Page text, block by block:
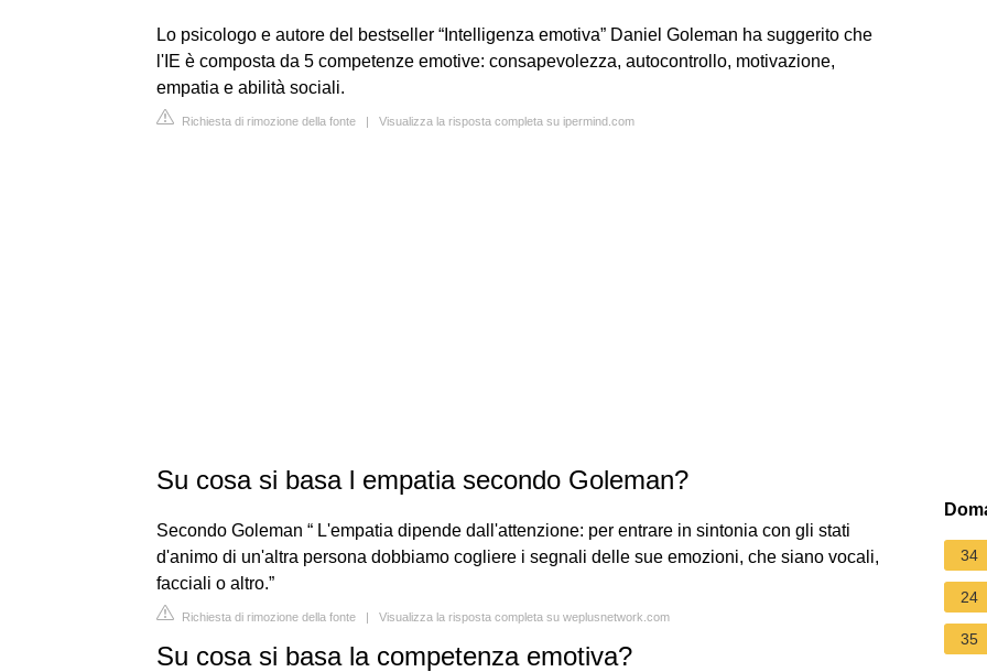
Lo psicologo e autore del bestseller “Intelligenza emotiva” Daniel Goleman ha suggerito che
l'IE è composta da 5 competenze emotive: consapevolezza, autocontrollo, motivazione,
empatia e abilità sociali.
Richiesta di rimozione della fonte | Visualizza la risposta completa su ipermind.com
Su cosa si basa l empatia secondo Goleman?
Secondo Goleman “ L'empatia dipende dall'attenzione: per entrare in sintonia con gli stati
d'animo di un'altra persona dobbiamo cogliere i segnali delle sue emozioni, che siano vocali,
facciali o altro.”
Richiesta di rimozione della fonte | Visualizza la risposta completa su weplusnetwork.com
Su cosa si basa la competenza emotiva?
34
24
35